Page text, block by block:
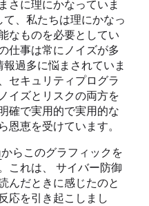
さに理にかなっていま
て、私たちは理にかなっ
なものを必要としてい
仕事は常にノイズが多
報過多に悩まされていま
セキュリティプログラ
イズとリスクの両方を
確で実用的で実用的な
恩恵を受けています。
からこのグラフィックを
これは、 サイバー防御
んだときに感じたのと
応を引き起こしまし